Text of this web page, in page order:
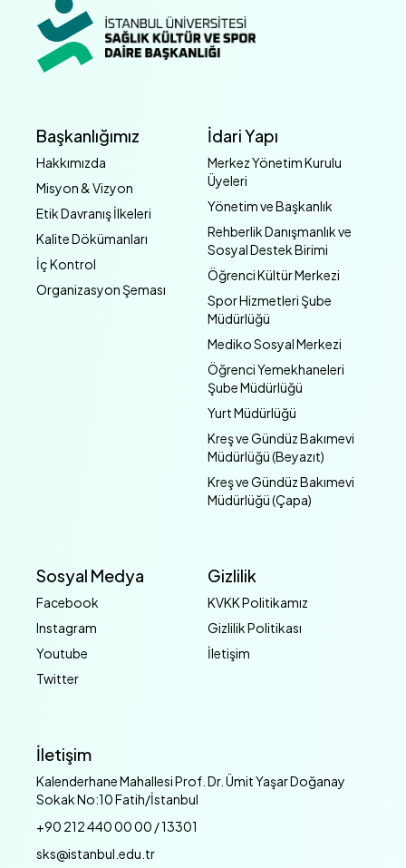
Başkanlığımız
Hakkımızda
Misyon & Vizyon
Etik Davranış İlkeleri
Kalite Dökümanları
İç Kontrol
Organizasyon Şeması
İdari Yapı
Merkez Yönetim Kurulu
Üyeleri
Yönetim ve Başkanlık
Rehberlik Danışmanlık ve
Sosyal Destek Birimi
Öğrenci Kültür Merkezi
Spor Hizmetleri Şube
Müdürlüğü
Mediko Sosyal Merkezi
Öğrenci Yemekhaneleri
Şube Müdürlüğü
Yurt Müdürlüğü
Kreş ve Gündüz Bakımevi
Müdürlüğü (Beyazıt)
Kreş ve Gündüz Bakımevi
Müdürlüğü (Çapa)
Sosyal Medya
Facebook
Instagram
Youtube
Twitter
Gizlilik
KVKK Politikamız
Gizlilik Politikası
İletişim
İletişim
Kalenderhane Mahallesi Prof. Dr. Ümit Yaşar Doğanay
Sokak No:10 Fatih/İstanbul
+90 212 440 00 00 / 13301
sks@istanbul.edu.tr